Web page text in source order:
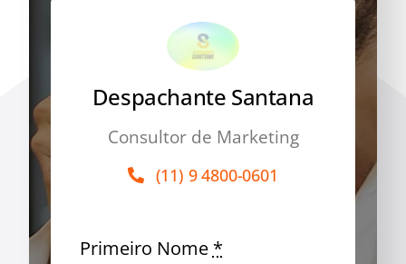
Despachante Santana
Consultor de Marketing
(11) 9 4800-0601
Primeiro Nome *